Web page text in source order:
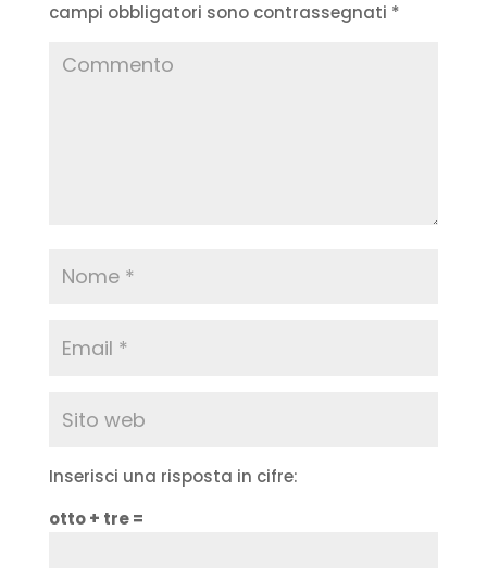
campi obbligatori sono contrassegnati *
Inserisci una risposta in cifre:
otto + tre =